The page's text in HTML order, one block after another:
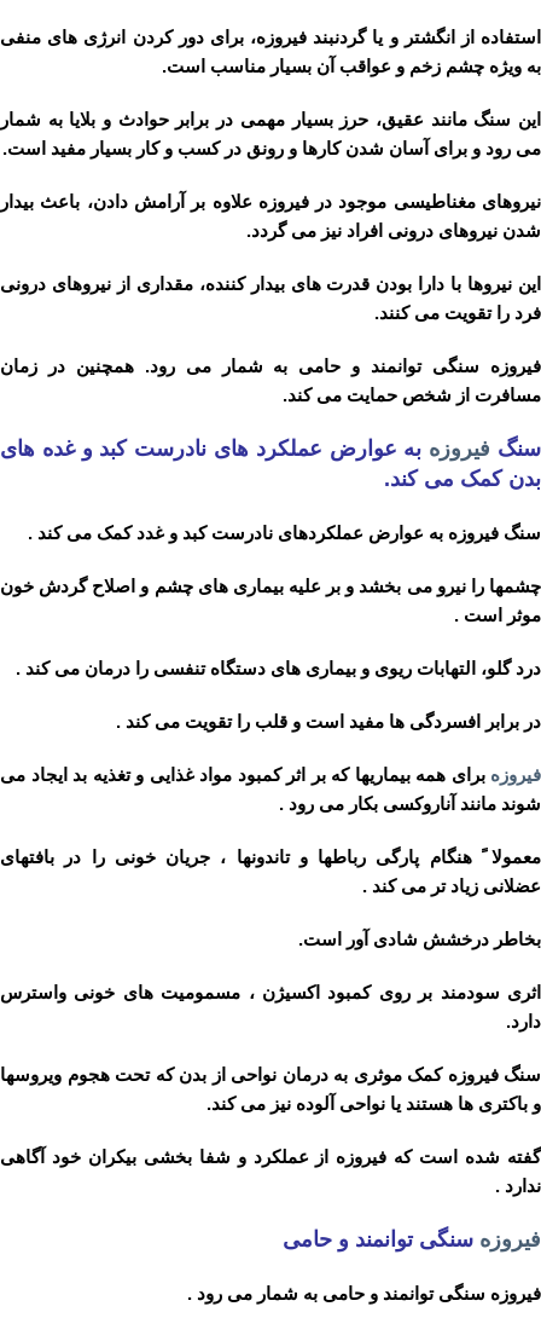
استفاده از انگشتر و یا گردنبند فیروزه، برای دور کردن انرژی های منفی
به ویژه چشم زخم و عواقب آن بسیار مناسب است.
این سنگ مانند عقیق، حرز بسیار مهمی در برابر حوادث و بلایا به شمار
می رود و برای آسان شدن کارها و رونق در کسب و کار بسیار مفید است.
نیروهای مغناطیسی موجود در فیروزه علاوه بر آرامش دادن، باعث بیدار
شدن نیروهای درونی افراد نیز می گردد.
این نیروها با دارا بودن قدرت های بیدار کننده، مقداری از نیروهای درونی
فرد را تقویت می کنند.
فیروزه سنگی توانمند و حامی به شمار می رود. همچنین در زمان
مسافرت از شخص حمایت می کند.
سنگ فیروزه به عوارض عملکرد های نادرست کبد و غده های
بدن کمک می کند.
سنگ فیروزه به عوارض عملکردهای نادرست کبد و غدد کمک می کند .
چشمها را نیرو می بخشد و بر علیه بیماری های چشم و اصلاح گردش خون
موثر است .
درد گلو، التهابات ریوی و بیماری های دستگاه تنفسی را درمان می کند .
در برابر افسردگی ها مفید است و قلب را تقویت می کند .
فیروزه برای همه بیماریها که بر اثر کمبود مواد غذایی و تغذیه بد ایجاد می
شوند مانند آناروکسی بکار می رود .
معمولا ً هنگام پارگی رباطها و تاندونها ، جریان خونی را در بافتهای
عضلانی زیاد تر می کند .
بخاطر درخشش شادی آور است.
اثری سودمند بر روی کمبود اکسیژن ، مسمومیت های خونی واسترس
دارد.
سنگ فیروزه کمک موثری به درمان نواحی از بدن که تحت هجوم ویروسها
و باکتری ها هستند یا نواحی آلوده نیز می کند.
گفته شده است که فیروزه از عملکرد و شفا بخشی بیکران خود آگاهی
ندارد .
فیروزه سنگی توانمند و حامی
فیروزه سنگی توانمند و حامی به شمار می رود .